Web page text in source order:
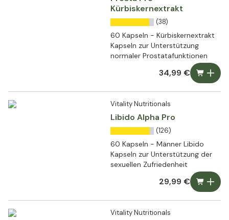
Kürbiskernextrakt
(38)
60 Kapseln - Kürbiskernextrakt
Kapseln zur Unterstützung
normaler Prostatafunktionen
34,99 €
Vitality Nutritionals
Libido Alpha Pro
(126)
60 Kapseln - Männer Libido
Kapseln zur Unterstützung der
sexuellen Zufriedenheit
29,99 €
Vitality Nutritionals